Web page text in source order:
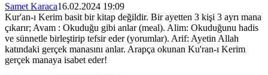
Samet Karaca16.02.2024 19:09
Kur'an-ı Kerim basit bir kitap değildir. Bir ayetten 3 kişi 3 ayrı mana
çıkarır; Avam : Okuduğu gibi anlar (meal). Alim: Okuduğunu hadis
ve sünnetle birleştirip tefsir eder (yorumlar). Arif: Ayetin Allah
katındaki gerçek manasını anlar. Arapça okunan Ku'ran-ı Kerim
gerçek manaya isabet eder!